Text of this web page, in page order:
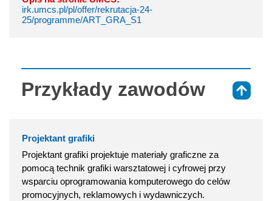
irk.umcs.pl/pl/offer/rekrutacja-24-
25/programme/ART_GRA_S1
Przykłady zawodów
Projektant grafiki
Projektant grafiki projektuje materiały graficzne za
pomocą technik grafiki warsztatowej i cyfrowej przy
wsparciu oprogramowania komputerowego do celów
promocyjnych, reklamowych i wydawniczych.